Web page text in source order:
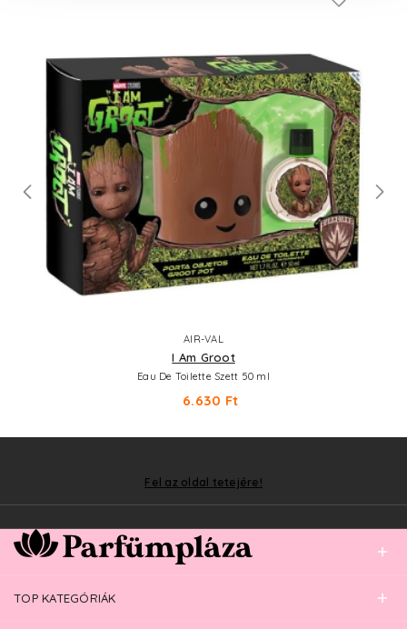
AIR-VAL
I Am Groot
Eau De Toilette Szett 50 ml
6.630 Ft
Fel az oldal tetejére!
TOP KATEGÓRIÁK